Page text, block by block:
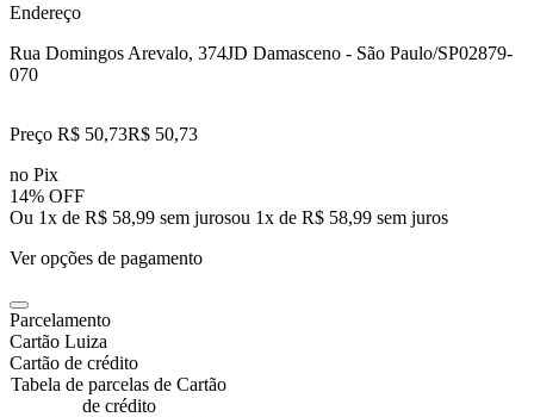
Endereço
Rua Domingos Arevalo, 374JD Damasceno - São Paulo/SP02879-
070
Preço R$ 50,73R$ 50,73
no Pix
14% OFF
Ou 1x de R$ 58,99 sem jurosou 1x de R$ 58,99 sem juros
Ver opções de pagamento
Parcelamento
Cartão Luiza
Cartão de crédito
Tabela de parcelas de Cartão
de crédito